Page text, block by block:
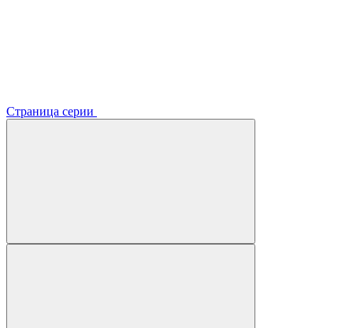
Страница серии